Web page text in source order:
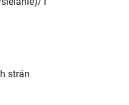
strán